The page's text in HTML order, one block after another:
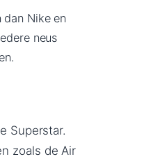
Nike en
neus
Superstar.
zoals de Air